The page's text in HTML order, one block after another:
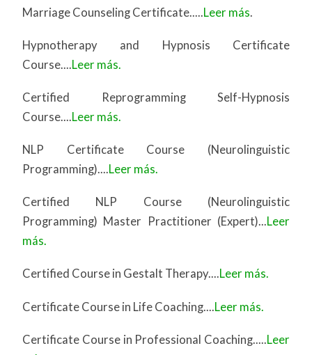
Marriage Counseling Certificate.....Leer más.
Hypnotherapy and Hypnosis Certificate
Course....Leer más.
Certified Reprogramming Self-Hypnosis
Course....Leer más.
NLP Certificate Course (Neurolinguistic
Programming)....Leer más.
Certified NLP Course (Neurolinguistic
Programming) Master Practitioner (Expert)...Leer
más.
Certified Course in Gestalt Therapy....Leer más.
Certificate Course in Life Coaching....Leer más.
Certificate Course in Professional Coaching.....Leer